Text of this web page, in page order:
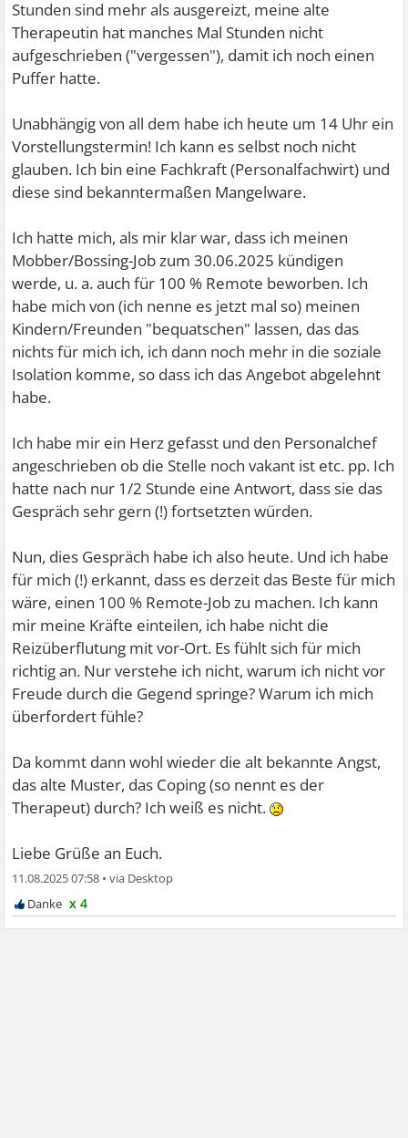
Stunden sind mehr als ausgereizt, meine alte
Therapeutin hat manches Mal Stunden nicht
aufgeschrieben ("vergessen"), damit ich noch einen
Puffer hatte.
Unabhängig von all dem habe ich heute um 14 Uhr ein
Vorstellungstermin! Ich kann es selbst noch nicht
glauben. Ich bin eine Fachkraft (Personalfachwirt) und
diese sind bekanntermaßen Mangelware.
Ich hatte mich, als mir klar war, dass ich meinen
Mobber/Bossing-Job zum 30.06.2025 kündigen
werde, u. a. auch für 100 % Remote beworben. Ich
habe mich von (ich nenne es jetzt mal so) meinen
Kindern/Freunden "bequatschen" lassen, das das
nichts für mich ich, ich dann noch mehr in die soziale
Isolation komme, so dass ich das Angebot abgelehnt
habe.
Ich habe mir ein Herz gefasst und den Personalchef
angeschrieben ob die Stelle noch vakant ist etc. pp. Ich
hatte nach nur 1/2 Stunde eine Antwort, dass sie das
Gespräch sehr gern (!) fortsetzten würden.
Nun, dies Gespräch habe ich also heute. Und ich habe
für mich (!) erkannt, dass es derzeit das Beste für mich
wäre, einen 100 % Remote-Job zu machen. Ich kann
mir meine Kräfte einteilen, ich habe nicht die
Reizüberflutung mit vor-Ort. Es fühlt sich für mich
richtig an. Nur verstehe ich nicht, warum ich nicht vor
Freude durch die Gegend springe? Warum ich mich
überfordert fühle?
Da kommt dann wohl wieder die alt bekannte Angst,
das alte Muster, das Coping (so nennt es der
Therapeut) durch? Ich weiß es nicht.
Liebe Grüße an Euch.
11.08.2025 07:58 •
x 4